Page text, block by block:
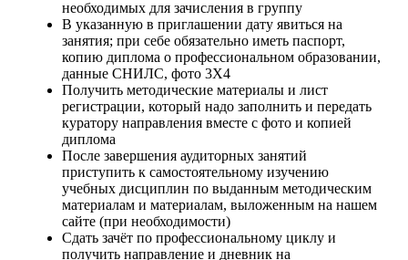
необходимых для зачисления в группу
В указанную в приглашении дату явиться на
занятия; при себе обязательно иметь паспорт,
копию диплома о профессиональном образовании,
данные СНИЛС, фото 3Х4
Получить методические материалы и лист
регистрации, который надо заполнить и передать
куратору направления вместе с фото и копией
диплома
После завершения аудиторных занятий
приступить к самостоятельному изучению
учебных дисциплин по выданным методическим
материалам и материалам, выложенным на нашем
сайте (при необходимости)
Сдать зачёт по профессиональному циклу и
получить направление и дневник на